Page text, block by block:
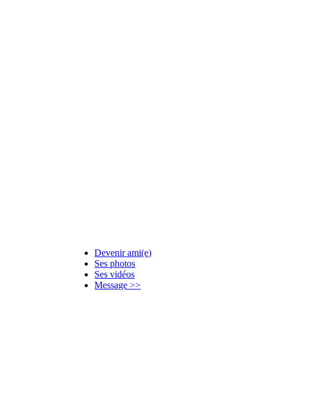
Devenir ami(e)
Ses photos
Ses vidéos
Message >>